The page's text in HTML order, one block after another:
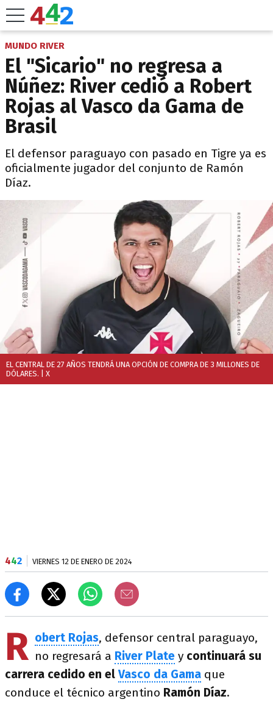
MUNDO RIVER
El "Sicario" no regresa a
Núñez: River cedió a Robert
Rojas al Vasco da Gama de
Brasil
El defensor paraguayo con pasado en Tigre ya es
oficialmente jugador del conjunto de Ramón
Díaz.
EL CENTRAL DE 27 AÑOS TENDRÁ UNA OPCIÓN DE COMPRA DE 3 MILLONES DE
DÓLARES. | X
442 VIERNES 12 DE ENERO DE 2024
R obert Rojas, defensor central paraguayo,
no regresará a River Plate y continuará su
carrera cedido en el Vasco da Gama que
conduce el técnico argentino Ramón Díaz.